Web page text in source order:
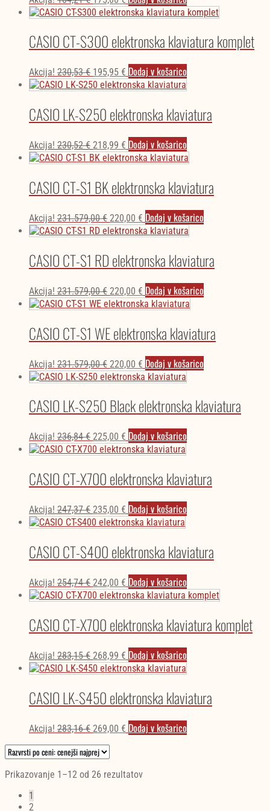
cena
je
184,21 €.
cena
je:
CASIO CT-S300 elektronska klaviatura komplet
Akcija! 230,53€ Izvirna
cena
je
230,53 €.
195,95 € Trenutna
cena
je:
Dodaj v košarico
CASIO LK-S250 elektronska klaviatura
Akcija! 230,52€ Izvirna
cena
je
230,52 €.
218,99 € Trenutna
cena
je:
Dodaj v košarico
CASIO CT-S1 BK elektronska klaviatura
Akcija! 231.579,00€ Izvirna
cena
je
231.579,00 €.
220,00 € Trenutna
cena
je:
Dodaj v košarico
CASIO CT-S1 RD elektronska klaviatura
Akcija! 231.579,00€ Izvirna
cena
je
231.579,00 €.
220,00 € Trenutna
cena
je:
Dodaj v košarico
CASIO CT-S1 WE elektronska klaviatura
Akcija! 231.579,00€ Izvirna
cena
je
231.579,00 €.
220,00 € Trenutna
cena
je:
Dodaj v košarico
CASIO LK-S250 Black elektronska klaviatura
Akcija! 236,84€ Izvirna
cena
je
236,84 €.
225,00 € Trenutna
cena
je:
Dodaj v košarico
CASIO CT-X700 elektronska klaviatura
Akcija! 247,37€ Izvirna
cena
je
247,37 €.
235,00 € Trenutna
cena
je:
Dodaj v košarico
CASIO CT-S400 elektronska klaviatura
Akcija! 254,74€ Izvirna
cena
je
254,74 €.
242,00 € Trenutna
cena
je:
Dodaj v košarico
CASIO CT-X700 elektronska klaviatura komplet
Akcija! 283,15€ Izvirna
cena
je
283,15 €.
268,99 € Trenutna
cena
je:
Dodaj v košarico
CASIO LK-S450 elektronska klaviatura
Akcija! 283,16€ Izvirna
cena
je
bila:
283,16 €.
269,00 € Trenutna
cena
Dodaj v košarico
Prikazovanje 1–12 od 26 rezultatovRazvrščeno
1
2